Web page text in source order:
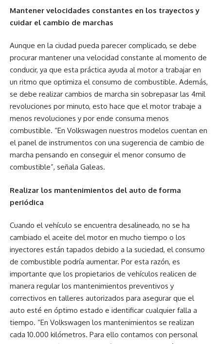
Mantener velocidades constantes en los trayectos y
cuidar el cambio de marchas
Aunque en la ciudad pueda parecer complicado, se debe
procurar mantener una velocidad constante al momento de
conducir, ya que esta práctica ayuda al motor a trabajar en
un ritmo que optimiza el consumo de combustible. Además,
se debe realizar cambios de marcha sin sobrepasar las 4mil
revoluciones por minuto, esto hace que el motor trabaje a
menos revoluciones y por ende consuma menos
combustible. “En Volkswagen nuestros modelos cuentan en
el panel de instrumentos con una sugerencia de cambio de
marcha pensando en conseguir el menor consumo de
combustible”, señala Galeas.
Realizar los mantenimientos del auto de forma
periódica
Cuando el vehículo se encuentra desalineado, no se ha
cambiado el aceite del motor en mucho tiempo o los
inyectores están tapados debido a la suciedad, el consumo
de combustible podría aumentar. Por esta razón, es
importante que los propietarios de vehículos realicen de
manera regular los mantenimientos preventivos y
correctivos en talleres autorizados para asegurar que el
auto esté en óptimo estado e identificar cualquier falla a
tiempo. “En Volkswagen los mantenimientos se realizan
cada 10.000 kilómetros. Para ello contamos con personal